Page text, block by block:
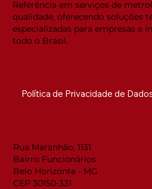
Referência em serviços de
qualidade, oferecendo soluções
especializadas para empresas e
todo o Brasil.
Política de Privacidade de
Rua Maranhão, 1131
Bairro Funcionários
Belo Horizonte - MG
CEP 30150-331